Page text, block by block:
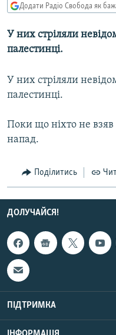
УКРАЇНА
ТИ ЯК?
СХЕМИ
КИТАЙ.ВИКЛИКИ
МУЛЬТИМЕДІА
ФОТО
СПЕЦПРОЄКТИ
ПОДКАСТИ
КРИМ РЕАЛІЇ
РУС
УКР
КТАТ
Додати Радіо Свобода як
У них стріляли
палестинці.
У них стріляли
палестинці.
Поки що ніхто не взяв
напад.
Поділитись
ДОЛУЧАЙСЯ!
ПІДТРИМКА